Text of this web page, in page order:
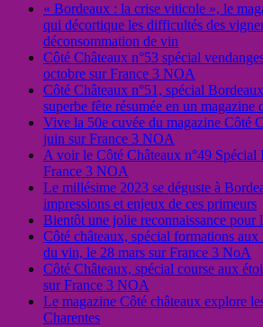
« Bordeaux : la crise viticole », le
qui décortique les difficultés des
déconsommation de vin
Côté Châteaux n°53 spécial
octobre sur France 3 NOA
Côté Châteaux n°51, spécial
superbe fête résumée en un magazine
Vive la 50e cuvée du magazine Côté
juin sur France 3 NOA
A voir le Côté Châteaux n°49 Spécial
France 3 NOA
Le millésime 2023 se déguste à
impressions et enjeux de ces primeurs
Bientôt une jolie reconnaissance pour
Côté châteaux, spécial formations
du vin, le 28 mars sur France 3 NoA
Côté Châteaux, spécial course aux
sur France 3 NOA
Le magazine Côté châteaux explore
Charentes